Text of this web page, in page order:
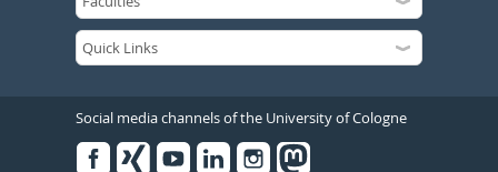
Social media channels of the University of Cologne